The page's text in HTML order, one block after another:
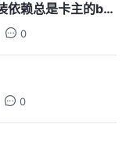
解决由于淘宝更换了域名导致pnpm安装依赖总是卡主的bug
0
0